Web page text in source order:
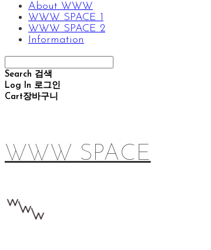
About WWW
WWW SPACE 1
WWW SPACE 2
Information
Search 검색
Log In 로그인
Cart장바구니
WWW SPACE